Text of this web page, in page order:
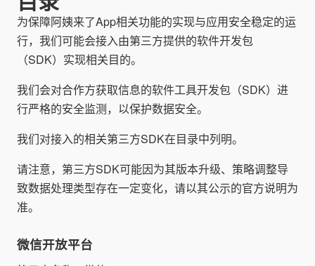
为保障阿姨来了App相关功能的实现与应用安全稳定的运
行，我们可能会接入由第三方提供的软件开发包
（SDK）实现相关目的。
我们会对合作方获取信息的软件工具开发包（SDK）进
行严格的安全监测，以保护数据安全。
我们对接入的相关第三方SDK在目录中列明。
请注意，第三方SDK可能因为其版本升级、策略调整导
致数据处理类型存在一定变化，请以其公示的官方说明为
准。
微信开放平台